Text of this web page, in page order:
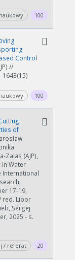
100
Control
//
1643(15)
100
of
Zalas (AJP),
in Water
International
17-19,
red. Libor
Sergej
2025 - s.
/ referat 20